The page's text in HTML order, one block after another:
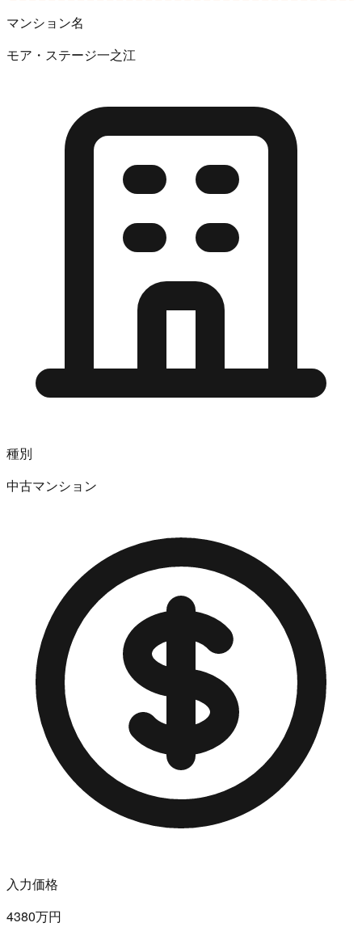
マンション名
モア・ステージ一之江
種別
中古マンション
入力価格
4380万円